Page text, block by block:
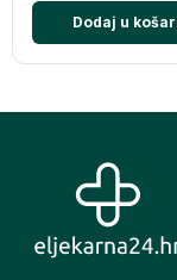
Dodaj u